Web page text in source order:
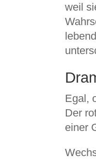
weil
Egal,
Der
einer